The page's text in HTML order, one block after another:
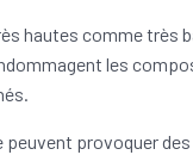
hautes comme très
les
provoquer des